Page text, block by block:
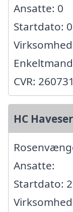
Ansatte: 0
Startdato:
CVR:
HC
Ansatte:
Startdato: